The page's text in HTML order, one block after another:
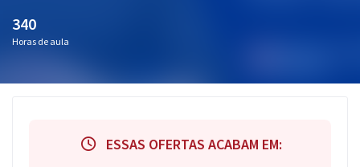
340
Horas de aula
ESSAS OFERTAS ACABAM EM: